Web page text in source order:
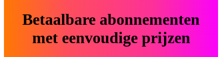
Betaalbare abonnementen
met eenvoudige prijzen